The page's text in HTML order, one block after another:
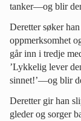
tanker—og blir
Deretter søker
oppmerksomhet
går inn i tredje
’Lykkelig lever
sinnet!’—og blir
Deretter gir han
gleder og sorger